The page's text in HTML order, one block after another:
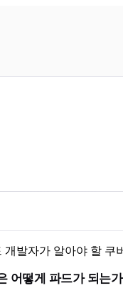
개발자가 알아야 할 쿠
어떻게 파드가 되는